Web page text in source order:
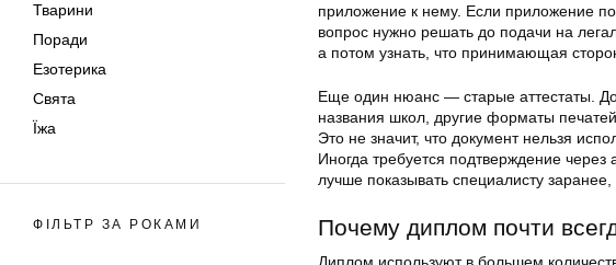
Тварини
Поради
Езотерика
Свята
Їжа
ФІЛЬТР ЗА РОКАМИ
приложение к нему. Если приложение
вопрос нужно решать до подачи на
а потом узнать, что принимающая
Еще один нюанс — старые аттестаты.
названия школ, другие форматы
Это не значит, что документ нельзя
Иногда требуется подтверждение
лучше показывать специалисту
Почему диплом почти